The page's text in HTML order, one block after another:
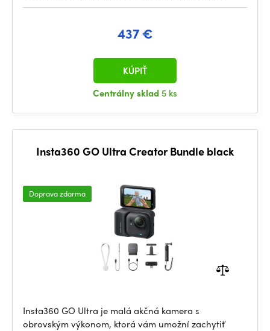
437 €
Centrálny sklad 5 ks
KÚPIŤ
Insta360 GO Ultra Creator Bundle black
Doprava zdarma
Insta360 GO Ultra je malá akčná kamera s
obrovským výkonom, ktorá vám umožní zachytiť